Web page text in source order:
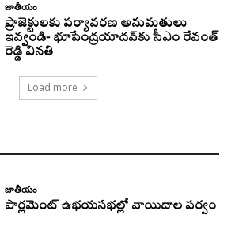
జాతీయం
ప్రాజెక్టులకు పర్యావరణ అనుమతులు
ఇవ్వండి- భూపేంద్రయాదవ్‌కు సీఎం రేవంత్‌
రెడ్డి వినతి
Load more
జాతీయం
పార్లమెంట్ ఉభయసభల్లో వాయిదాల పర్వం